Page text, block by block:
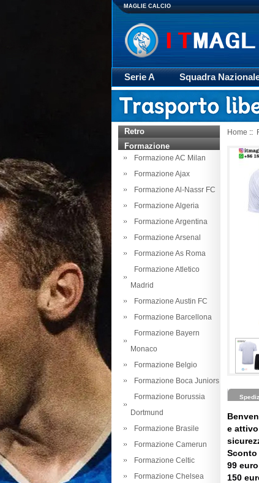
MAGLIE CALCIO
Serie A Squadra
Giacca
Rugby
Retro
Formazione
Formazione AC Milan
Formazione Ajax
Formazione Al-Nassr FC
Formazione Algeria
Formazione Argentina
Formazione Arsenal
Formazione As Roma
Formazione Atletico
Madrid
Formazione Austin FC
Formazione Barcellona
Formazione Bayern
Monaco
Formazione Belgio
Formazione Boca Juniors
Formazione Borussia
Dortmund
Formazione Brasile
Formazione Camerun
Formazione Celtic
Formazione Chelsea
Home ::
e
Sconto
99
150